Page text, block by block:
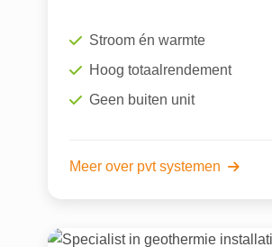
Stroom én warmte
Hoog totaalrendement
Geen buiten unit
Meer over pvt systemen